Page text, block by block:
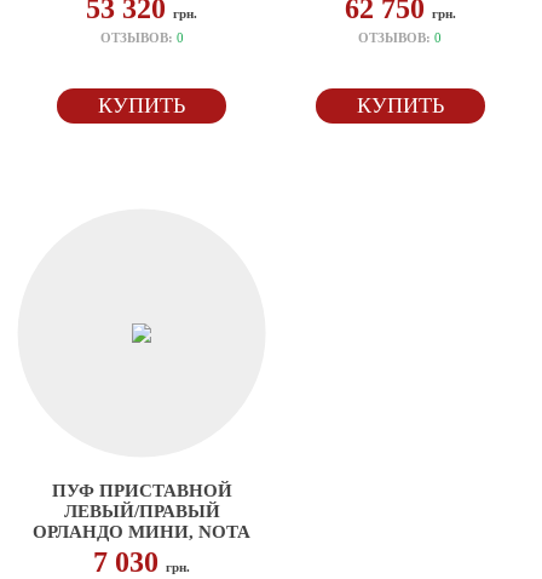
53 320грн.
ОТЗЫВОВ: 0
КУПИТЬ
62 750 грн.
ОТЗЫВОВ:0
КУПИТЬ
ПУФ ПРИСТАВНОЙ
ЛЕВЫЙ/ПРАВЫЙ
ОРЛАНДО МИНИ, NOTA
7 030грн.